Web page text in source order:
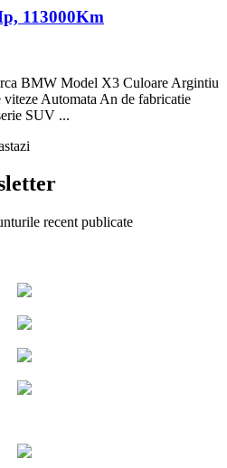
113000Km
BMW Model X3 Culoare Argintiu
Automata An de fabricatie
SUV ...
recent publicate